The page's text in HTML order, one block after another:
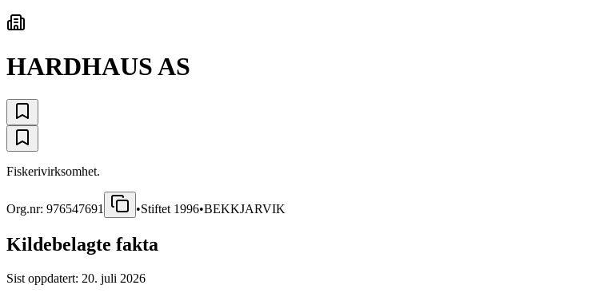
HARDHAUS AS
Fiskerivirksomhet.
Org.nr: 976547691 •Stiftet 1996•BEKKJARVIK
Kildebelagte fakta
Sist oppdatert: 20. juli 2026